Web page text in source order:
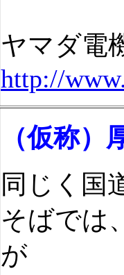
ヤマダ電
http://
（仮称
同じく国
そばでは
が